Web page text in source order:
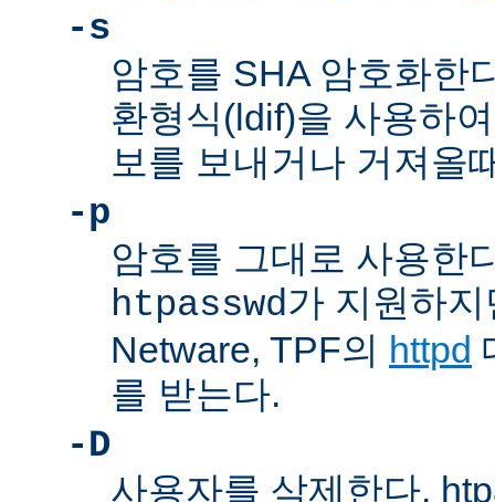
-s
암호를 SHA 암호화한
환형식(ldif)을 사용하
보를 보내거나 거져올
-p
암호를 그대로 사용한
htpasswd가 지원하
Netware, TPF의 httpd
를 받는다.
-D
사용자를 삭제한다.